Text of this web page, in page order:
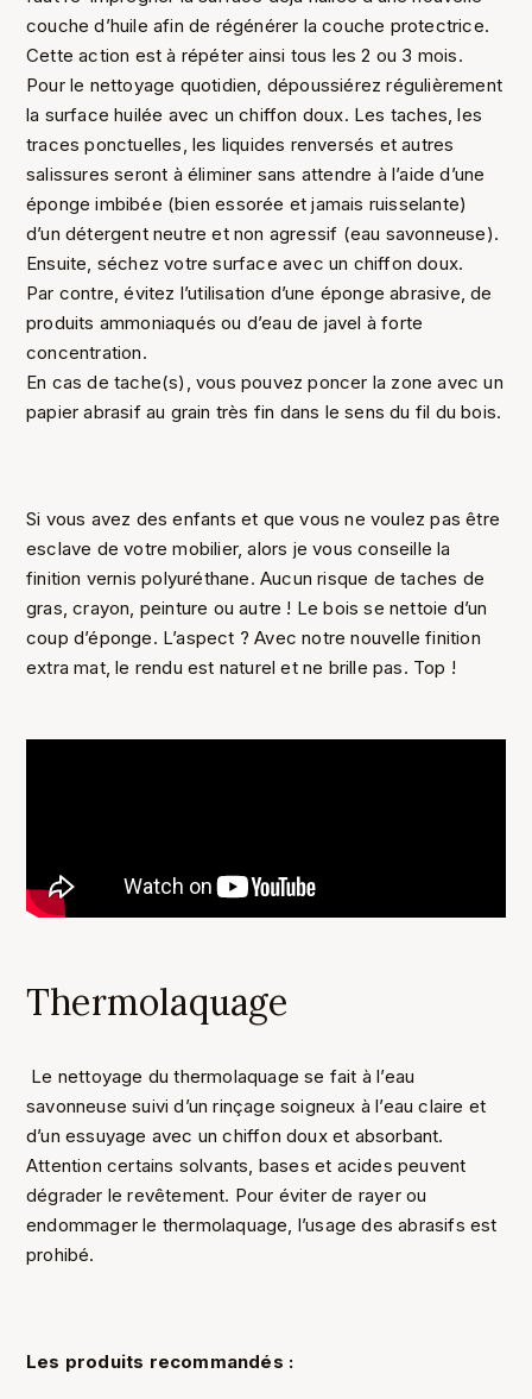
couche d’huile afin de régénérer la couche protectrice.
Cette action est à répéter ainsi tous les 2 ou 3 mois.
Pour le nettoyage quotidien, dépoussiérez régulièrement
la surface huilée avec un chiffon doux. Les taches, les
traces ponctuelles, les liquides renversés et autres
salissures seront à éliminer sans attendre à l’aide d’une
éponge imbibée (bien essorée et jamais ruisselante)
d’un détergent neutre et non agressif (eau savonneuse).
Ensuite, séchez votre surface avec un chiffon doux.
Par contre, évitez l’utilisation d’une éponge abrasive, de
produits ammoniaqués ou d’eau de javel à forte
concentration.
En cas de tache(s), vous pouvez poncer la zone avec un
papier abrasif au grain très fin dans le sens du fil du bois.
Si vous avez des enfants et que vous ne voulez pas être
esclave de votre mobilier, alors je vous conseille la
finition vernis polyuréthane. Aucun risque de taches de
gras, crayon, peinture ou autre ! Le bois se nettoie d’un
coup d’éponge. L’aspect ? Avec notre nouvelle finition
extra mat, le rendu est naturel et ne brille pas. Top !
Thermolaquage
Le nettoyage du thermolaquage se fait à l’eau
savonneuse suivi d’un rinçage soigneux à l’eau claire et
d’un essuyage avec un chiffon doux et absorbant.
Attention certains solvants, bases et acides peuvent
dégrader le revêtement. Pour éviter de rayer ou
endommager le thermolaquage, l’usage des abrasifs est
prohibé.
Les produits recommandés :